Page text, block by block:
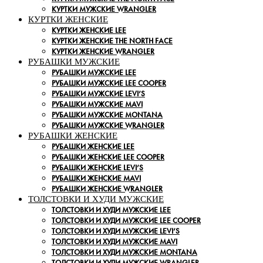
КУРТКИ МУЖСКИЕ WRANGLER
КУРТКИ ЖЕНСКИЕ
КУРТКИ ЖЕНСКИЕ LEE
КУРТКИ ЖЕНСКИЕ THE NORTH FACE
КУРТКИ ЖЕНСКИЕ WRANGLER
РУБАШКИ МУЖСКИЕ
РУБАШКИ МУЖСКИЕ LEE
РУБАШКИ МУЖСКИЕ LEE COOPER
РУБАШКИ МУЖСКИЕ LEVI’S
РУБАШКИ МУЖСКИЕ MAVI
РУБАШКИ МУЖСКИЕ MONTANA
РУБАШКИ МУЖСКИЕ WRANGLER
РУБАШКИ ЖЕНСКИЕ
РУБАШКИ ЖЕНСКИЕ LEE
РУБАШКИ ЖЕНСКИЕ LEE COOPER
РУБАШКИ ЖЕНСКИЕ LEVI’S
РУБАШКИ ЖЕНСКИЕ MAVI
РУБАШКИ ЖЕНСКИЕ WRANGLER
ТОЛСТОВКИ И ХУДИ МУЖСКИЕ
ТОЛСТОВКИ И ХУДИ МУЖСКИЕ LEE
ТОЛСТОВКИ И ХУДИ МУЖСКИЕ LEE COOPER
ТОЛСТОВКИ И ХУДИ МУЖСКИЕ LEVI’S
ТОЛСТОВКИ И ХУДИ МУЖСКИЕ MAVI
ТОЛСТОВКИ И ХУДИ МУЖСКИЕ MONTANA